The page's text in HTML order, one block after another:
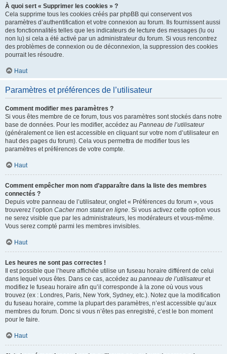
À quoi sert « Supprimer les cookies » ?
Cela supprime tous les cookies créés par phpBB qui conservent vos
paramètres d’authentification et votre connexion au forum. Ils fournissent aussi
des fonctionnalités telles que les indicateurs de lecture des messages (lu ou
non lu) si cela a été activé par un administrateur du forum. Si vous rencontrez
des problèmes de connexion ou de déconnexion, la suppression des cookies
pourrait les résoudre.
Haut
Paramètres et préférences de l’utilisateur
Comment modifier mes paramètres ?
Si vous êtes membre de ce forum, tous vos paramètres sont stockés dans notre
base de données. Pour les modifier, accédez au Panneau de l’utilisateur
(généralement ce lien est accessible en cliquant sur votre nom d’utilisateur en
haut des pages du forum). Cela vous permettra de modifier tous les
paramètres et préférences de votre compte.
Haut
Comment empêcher mon nom d’apparaître dans la liste des membres
connectés ?
Depuis votre panneau de l’utilisateur, onglet « Préférences du forum », vous
trouverez l’option Cacher mon statut en ligne. Si vous activez cette option vous
ne serez visible que par les administrateurs, les modérateurs et vous-même.
Vous serez compté parmi les membres invisibles.
Haut
Les heures ne sont pas correctes !
Il est possible que l’heure affichée utilise un fuseau horaire différent de celui
dans lequel vous êtes. Dans ce cas, accédez au panneau de l’utilisateuret
modifiez le fuseau horaire afin qu’il corresponde à la zone où vous vous
trouvez (ex : Londres, Paris, New York, Sydney, etc.). Notez que la modification
du fuseau horaire, comme la plupart des paramètres, n’est accessible qu’aux
membres du forum. Donc si vous n’êtes pas enregistré, c’est le bon moment
pour le faire.
Haut